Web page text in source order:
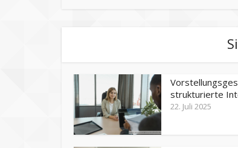
strukturierte
22. Juli 2025